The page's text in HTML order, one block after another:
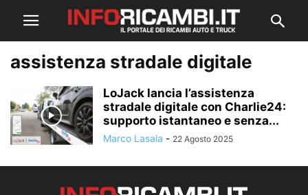
assistenza stradale digitale
LoJack lancia l’assistenza
stradale digitale con Charlie24:
supporto istantaneo e senza...
Marco Lasala - 22 Agosto 2025